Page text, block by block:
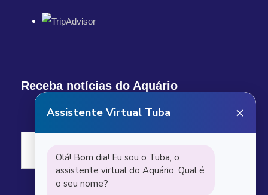
Receba notícias do Aquário